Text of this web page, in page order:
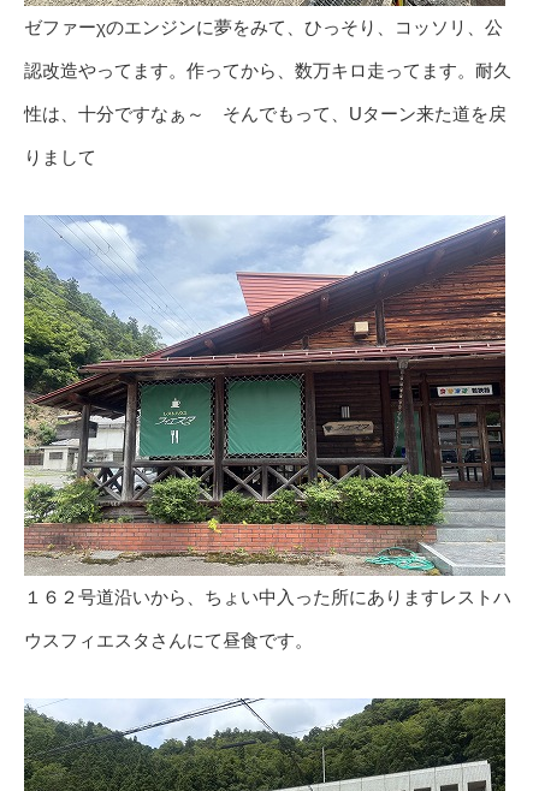
ゼファーχのエンジンに夢をみて、ひっそり、コッソリ、公
認改造やってます。作ってから、数万キロ走ってます。耐久
性は、十分ですなぁ～ そんでもって、Uターン来た道を戻
りまして
１６２号道沿いから、ちょい中入った所にありますレストハ
ウスフィエスタさんにて昼食です。